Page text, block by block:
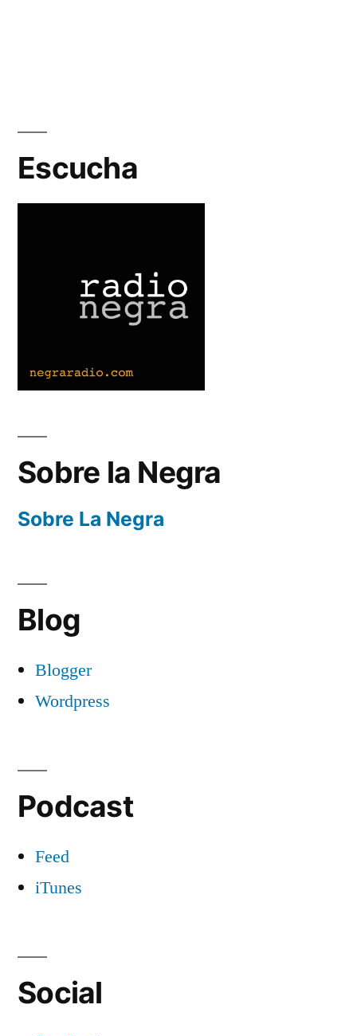
Escucha
Sobre la Negra
Sobre La Negra
Blog
Blogger
Wordpress
Podcast
Feed
iTunes
Social